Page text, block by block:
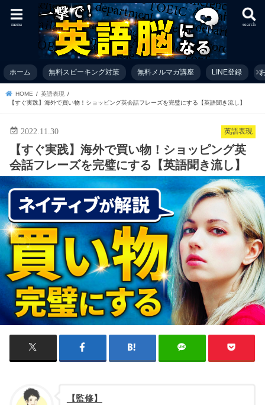
search
menu
ホーム 無料スピーキング対策 無料メルマガ講座 LINE登録
HOME
英語表現
【すぐ実践】海外で買い物！ショッピング英会話フレーズを完璧にする【英語聞き流し】
英語表現
2022.11.30
【すぐ実践】海外で買い物！ショッピング英
会話フレーズを完璧にする【英語聞き流し】
【監修】